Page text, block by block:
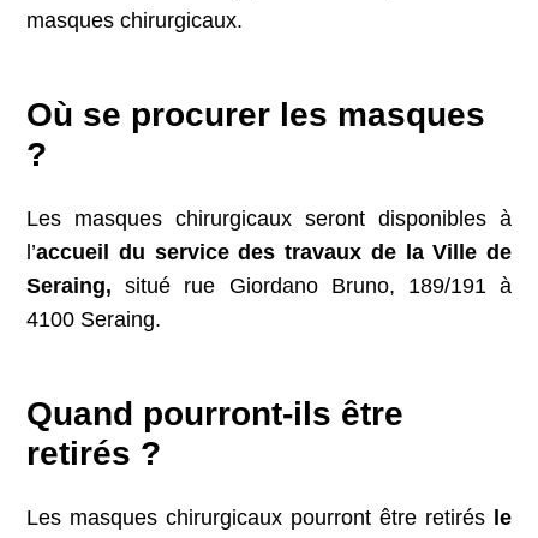
masques chirurgicaux.
Où se procurer les masques
?
Les masques chirurgicaux seront disponibles à
l’accueil du service des travaux de la Ville de
Seraing,situé rue Giordano Bruno, 189/191 à
4100 Seraing.
Quand pourront-ils être
retirés ?
Les masques chirurgicaux pourront être retirés le